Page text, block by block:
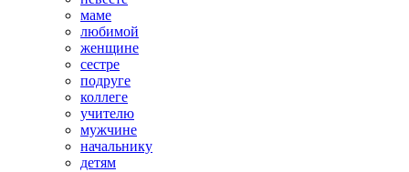
маме
любимой
женщине
сестре
подруге
коллеге
учителю
мужчине
начальнику
детям